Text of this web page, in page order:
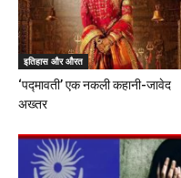
इतिहास और औरत
‘पद्मावती’ एक नकली कहानी-जावेद
अख्तर